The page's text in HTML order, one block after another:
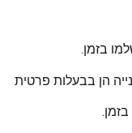
הן בבעלות פרטית